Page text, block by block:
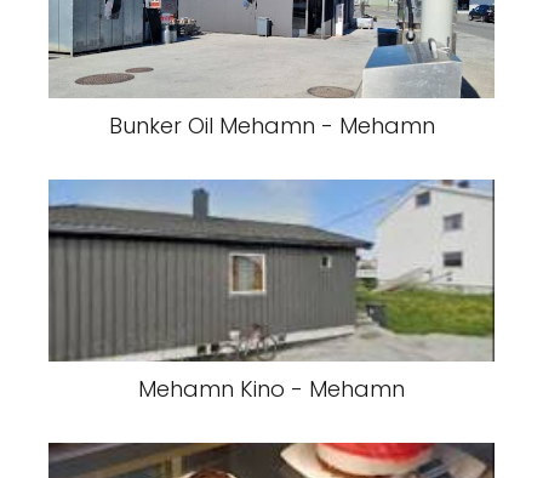
Bunker Oil Mehamn - Mehamn
Mehamn Kino - Mehamn